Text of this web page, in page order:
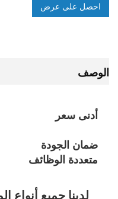
احصل على عرض
الوصف
أدنى سعر
ضمان الجودة
متعددة الوظائف